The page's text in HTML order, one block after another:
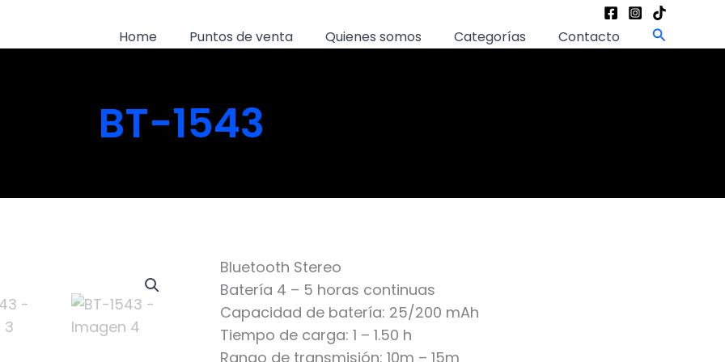
Home Puntos de venta Quienes somos Categorías Contacto Buscar
BT-1543
Bluetooth Stereo
Batería 4 – 5 horas continuas
Capacidad de batería: 25/200 mAh
Tiempo de carga: 1 – 1.50 h
Rango de transmisión: 10m – 15m